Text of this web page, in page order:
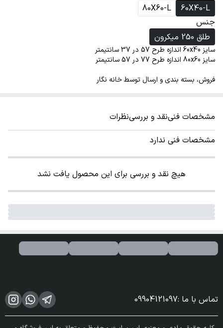
60X40-L
80X60-L
جنس
طلق 250 میکرون
سایز 60x40 اندازه طرح 57 در 37 سانتیمتر
سایز 80x60 اندازه طرح 77 در 57 سانتیمتر
فروش، بسته بندی و ارسال توسط خانه نگار
مشخصات فنینقد و بررسینظرات
مشخصات فنی ندارد
هیچ نقد و بررسی برای این محصول یافت نشد
تماس با ما :
09904121097